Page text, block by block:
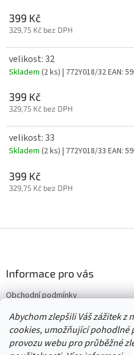
Abychom zlepšili Váš zážitek z
cookies, umožňující pohodlné
provozu webu pro průběžné
399 Kč
329,75 Kč bez DPH
velikost: 32
Skladem (2 ks) | 772Y018/32EAN:
399 Kč
329,75 Kč bez DPH
velikost: 33
Skladem (2 ks) | 772Y018/33 EAN:
399 Kč
329,75 Kč bez DPH
í
Informace pro vás
Obchodní podmínky
Vrácení/výměna/reklamace
Velkoobchod